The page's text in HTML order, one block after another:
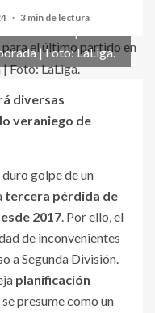
3 min de lectura
| Foto: LaLiga.
diversas
veraniego de
golpe de un
tercera pérdida de
2017. Por ello, el
de inconvenientes
a Segunda División.
planificación
presume como un